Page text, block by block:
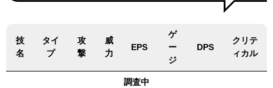
技
名
タイ
プ
攻
撃
威
力
EPS
ゲ
ー
ジ
DPS
クリテ
ィカル
調査中